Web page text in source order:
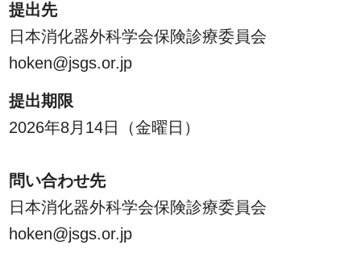
提出先
日本消化器外科学会保険診療委員会
hoken@jsgs.or.jp
提出期限
2026年8月14日（金曜日）
問い合わせ先
日本消化器外科学会保険診療委員会
hoken@jsgs.or.jp